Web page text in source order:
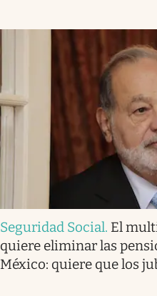
Seguridad Social. El
quiere eliminar las
México: quiere que los